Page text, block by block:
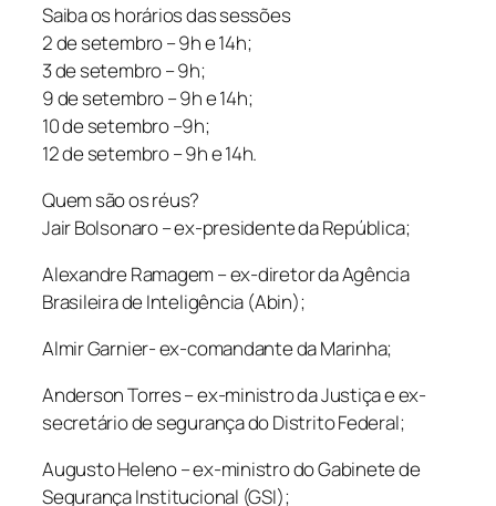
Saiba os horários das sessões
2 de setembro – 9h e 14h;
3 de setembro – 9h;
9 de setembro – 9h e 14h;
10 de setembro –9h;
12 de setembro – 9h e 14h.
Quem são os réus?
Jair Bolsonaro – ex-presidente da República;
Alexandre Ramagem – ex-diretor da Agência
Brasileira de Inteligência (Abin);
Almir Garnier- ex-comandante da Marinha;
Anderson Torres – ex-ministro da Justiça e ex-
secretário de segurança do Distrito Federal;
Augusto Heleno – ex-ministro do Gabinete de
Segurança Institucional (GSI);